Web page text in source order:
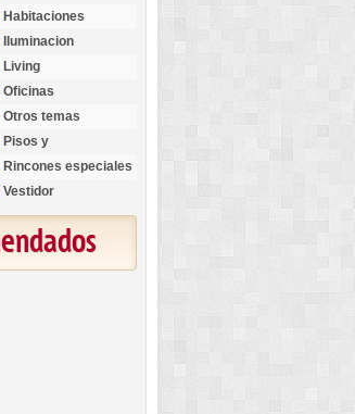
Habitaciones
Iluminacion
Living
Oficinas
Otros temas
Pisos y
revestimientos
Rincones especiales
Vestidor